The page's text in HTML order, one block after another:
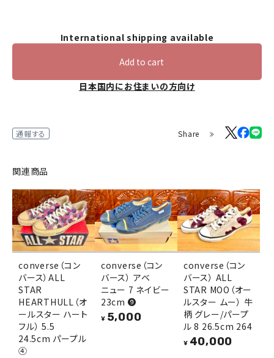
International shipping available
Add to cart
日本国内にお住まいの方向け
通報する Share
関連商品
converse（コン
バース）ALL
STAR
HEARTHULL（オ
ールスター ハート
フル） 5.5
24.5cm パープル
④
converse（コン
バース） アベ
ニュー 7 ネイビー
23cm ❾
¥ 5,000
converse（コン
バース） ALL
STAR MOO（オー
ルスター ムー） 牛
柄 グレー/パープ
ル 8 26.5cm 264
¥ 40,000